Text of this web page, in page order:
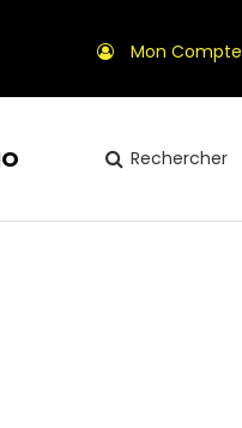
Mon Compte
Rechercher